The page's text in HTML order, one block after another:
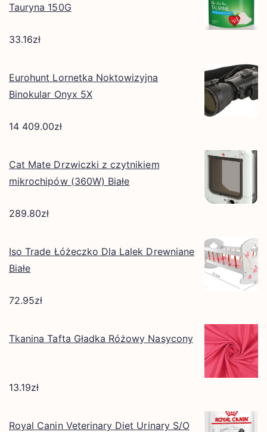
Tauryna 150G
33.16zł
Eurohunt Lornetka Noktowizyjna
Binokular Onyx 5X
14 409.00zł
Cat Mate Drzwiczki z czytnikiem
mikrochipów (360W) Białe
289.80zł
Iso Trade Łóżeczko Dla Lalek Drewniane
Białe
72.95zł
Tkanina Tafta Gładka Różowy Nasycony
13.19zł
Royal Canin Veterinary Diet Urinary S/O